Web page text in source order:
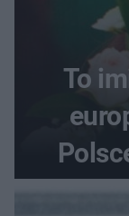
To